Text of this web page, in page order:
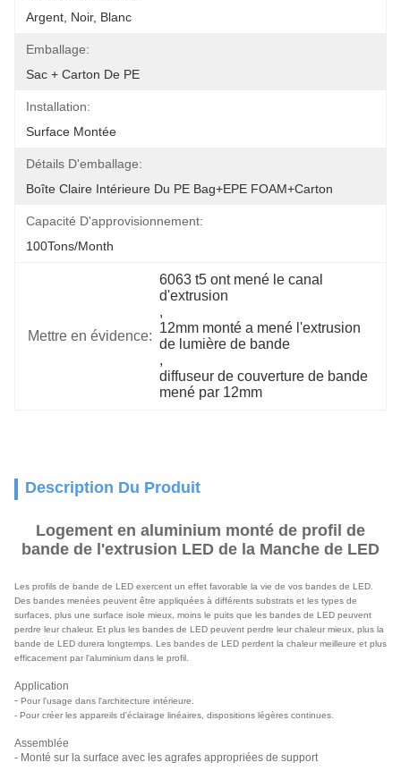
Argent, Noir, Blanc
Emballage:
Sac + Carton De PE
Installation:
Surface Montée
Détails D'emballage:
Boîte Claire Intérieure Du PE Bag+EPE FOAM+Carton
Capacité D'approvisionnement:
100Tons/Month
Mettre en évidence:
6063 t5 ont mené le canal
d'extrusion
,
12mm monté a mené l'extrusion
de lumière de bande
,
diffuseur de couverture de bande
mené par 12mm
Description Du Produit
Logement en aluminium monté de profil de
bande de l'extrusion LED de la Manche de LED
Les profils de bande de LED exercent un effet favorable la vie de vos bandes de LED.
Des bandes menées peuvent être appliquées à différents substrats et les types de
surfaces, plus une surface isole mieux, moins le puits que les bandes de LED peuvent
perdre leur chaleur. Et plus les bandes de LED peuvent perdre leur chaleur mieux, plus la
bande de LED durera longtemps. Les bandes de LED perdent la chaleur meilleure et plus
efficacement par l'aluminium dans le profil.
Application
- Pour l'usage dans l'architecture intérieure.
- Pour créer les appareils d'éclairage linéaires, dispositions légères continues.
Assemblée
- Monté sur la surface avec les agrafes appropriées de support